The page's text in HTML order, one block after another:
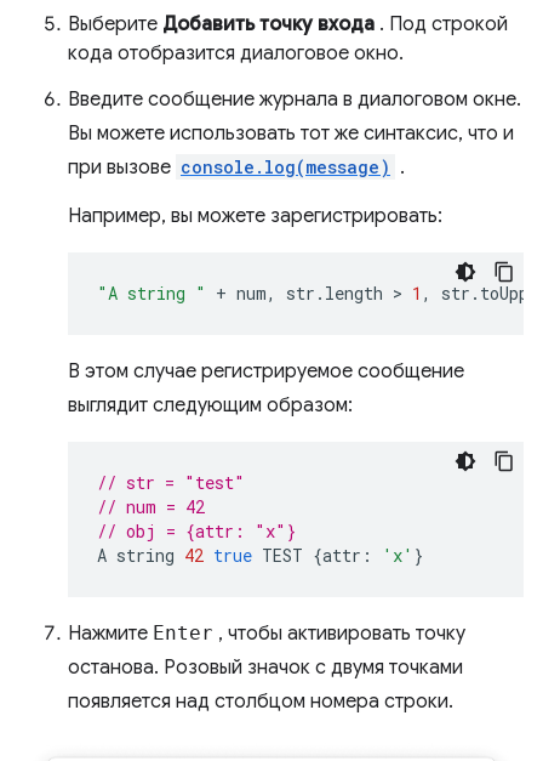
Выберите Добавить точку входа . Под строкой
кода отобразится диалоговое окно.
Введите сообщение журнала в диалоговом окне.
Вы можете использовать тот же синтаксис, что и
при вызове console.log(message) .
Например, вы можете зарегистрировать:
"A string " + num, str . length > 1 , str .
В этом случае регистрируемое сообщение
выглядит следующим образом:
// str = "test"
// num = 42
// obj = {attr: "x"}
A string 42 true TEST {attr : 'x' }
Нажмите Enter , чтобы активировать точку
останова. Розовый значок с двумя точками
появляется над столбцом номера строки.